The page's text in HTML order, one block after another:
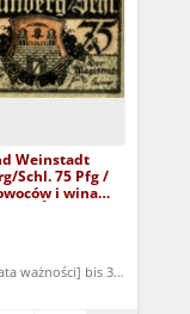
Weinstadt
Schl. 75 Pfg /
i wina
ważności] bis 31.